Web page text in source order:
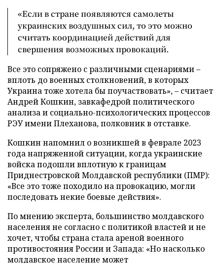
«Если в стране появляются самолеты
украинских воздушных сил, то это можно
считать координацией действий для
свершения возможных провокаций.
Все это сопряжено с различными сценариями –
вплоть до военных столкновений, в которых
Украина тоже хотела бы поучаствовать», – считает
Андрей Кошкин, завкафедрой политического
анализа и социально-психологических процессов
РЭУ имени Плеханова, полковник в отставке.
Кошкин напомнил о возникшей в феврале 2023
года напряженной ситуации, когда украинские
войска подошли вплотную к границам
Приднестровской Молдавской республики (ПМР):
«Все это тоже походило на провокацию, могли
последовать некие боевые действия».
По мнению эксперта, большинство молдавского
населения не согласно с политикой властей и не
хочет, чтобы страна стала ареной военного
противостояния России и Запада: «Но насколько
молдавское население может